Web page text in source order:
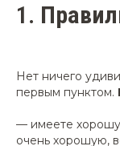
1.
Нет ничего
первым пунктом.
— имеете
очень хорошую,